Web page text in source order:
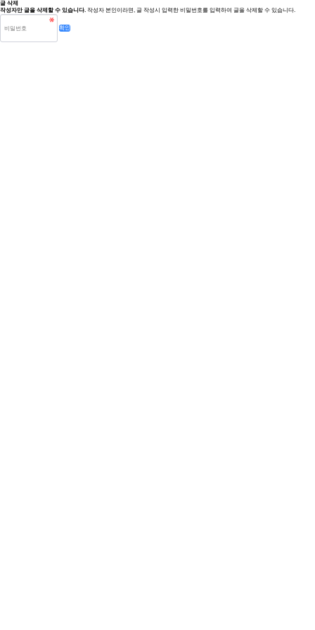
글 삭제
작성자만 글을 삭제할 수 있습니다. 작성자 본인이라면, 글 작성시 입력한 비밀번호를 입력하여 글을 삭제할 수 있습니다.